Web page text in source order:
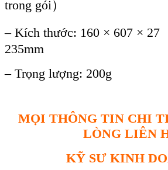
trong gói）
– Kích thước: 160 × 607 × 27
235mm
– Trọng lượng: 200g
MỌI THÔNG TIN CHI
LÒNG LIÊN
KỸ SƯ KINH